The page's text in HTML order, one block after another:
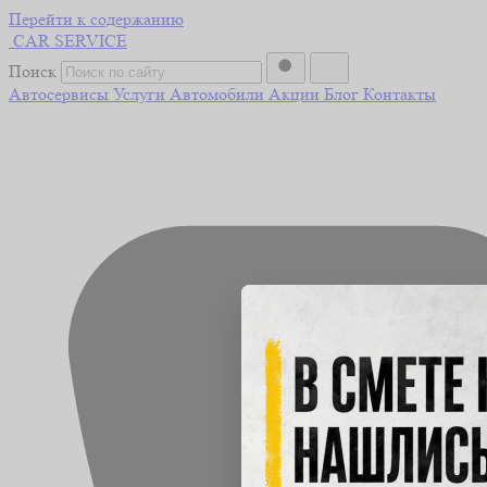
Перейти к содержанию
CAR SERVICE
Поиск
Автосервисы Услуги Автомобили Акции Блог Контакты